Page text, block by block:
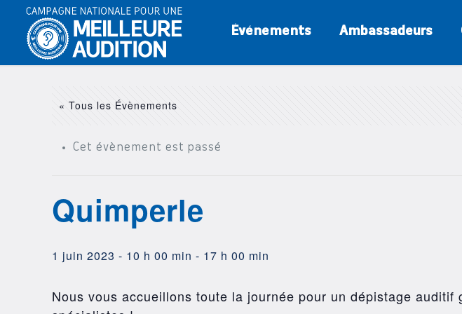
Événements Ambassadeurs
« Tous les Évènements
Cet évènement est passé
Quimperle
1 juin 2023 - 10 h 00 min - 17 h 00 min
Nous vous accueillons toute la journée pour un dépistage